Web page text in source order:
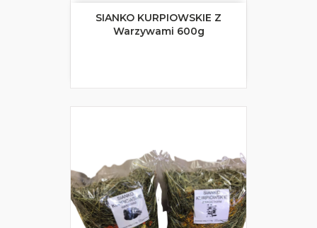
SIANKO KURPIOWSKIE Z
Warzywami 600g